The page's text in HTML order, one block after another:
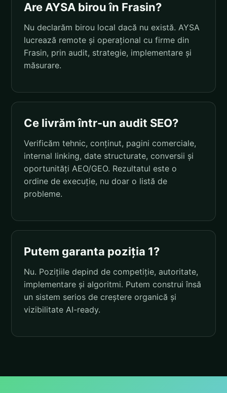
Are AYSA birou în Frasin?
Nu declarăm birou local dacă nu există. AYSA
lucrează remote și operațional cu firme din
Frasin, prin audit, strategie, implementare și
măsurare.
Ce livrăm într-un audit SEO?
Verificăm tehnic, conținut, pagini comerciale,
internal linking, date structurate, conversii și
oportunități AEO/GEO. Rezultatul este o
ordine de execuție, nu doar o listă de
probleme.
Putem garanta poziția 1?
Nu. Pozițiile depind de competiție, autoritate,
implementare și algoritmi. Putem construi însă
un sistem serios de creștere organică și
vizibilitate AI-ready.